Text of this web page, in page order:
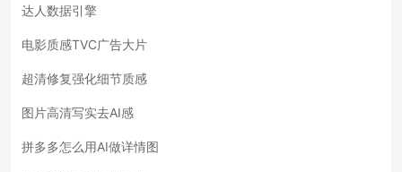
达人数据引擎
电影质感TVC广告大片
超清修复强化细节质感
图片高清写实去AI感
拼多多怎么用AI做详情图